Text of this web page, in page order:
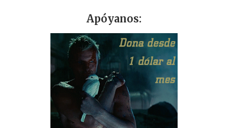
Apóyanos: